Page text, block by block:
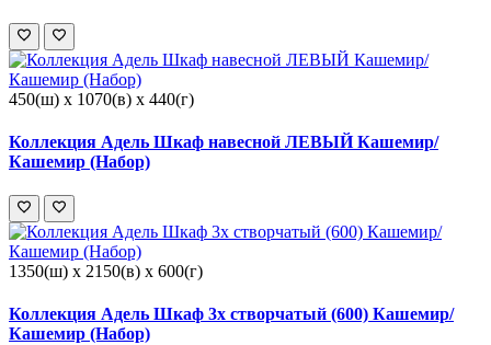
450(ш) x 1070(в) x 440(г)
Коллекция Адель Шкаф навесной ЛЕВЫЙ Кашемир/
Кашемир (Набор)
1350(ш) x 2150(в) x 600(г)
Коллекция Адель Шкаф 3х створчатый (600) Кашемир/
Кашемир (Набор)